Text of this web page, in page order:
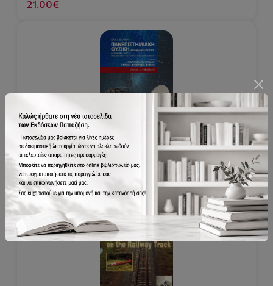
21.00€
978-960-02-3825-9
Πανεπιστημιακή φυσική με σύγχρονη φυσική -
τόμος Β (4η έκδοση)
120.00€